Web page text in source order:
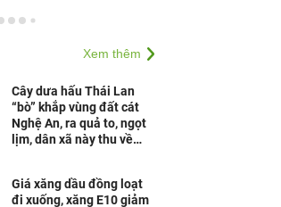
Khám phá căn hộ mẫu,
sống Wellness bên Vịnh
Gala Dinner 2026: Việt
Nam Solar và 350 đối tác
cập nhật xu hướng mới
Xem thêm
Cây dưa hấu Thái Lan
“bò” khắp vùng đất cát
Nghệ An, ra quả to, ngọt
lịm, dân xã này thu về
Giá xăng dầu đồng loạt
đi xuống, xăng E10 giảm